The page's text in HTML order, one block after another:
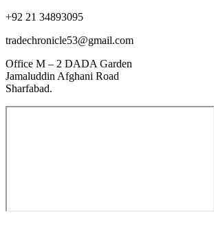
+92 21 34893095
tradechronicle53@gmail.com
Office M – 2 DADA Garden
Jamaluddin Afghani Road
Sharfabad.